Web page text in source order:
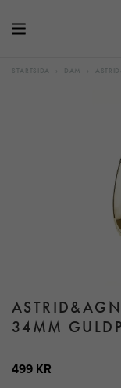
STARTSIDA DAM
34MM
499 KR